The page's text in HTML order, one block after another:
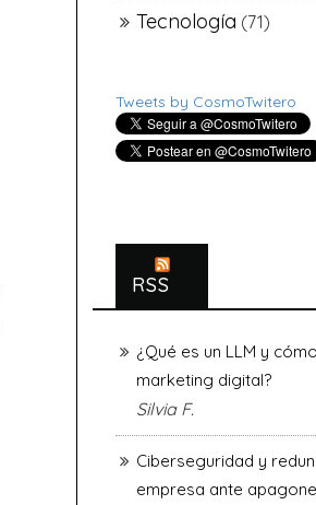
Tecnología (71)
Tweets by CosmoTwitero
RSS
¿Qué es un LLM y
marketing digital?
Silvia F.
Ciberseguridad y
empresa ante